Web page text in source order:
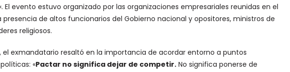
El evento estuvo organizado por las organizaciones empresariales reunidas en el
de altos funcionarios del Gobierno nacional y opositores, ministros de
religiosos.
el exmandatario resaltó en la importancia de acordar entorno a puntos
«Pactar no significa dejar de competir.No significa ponerse de